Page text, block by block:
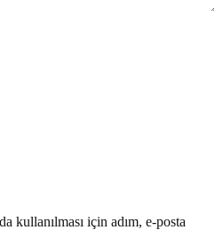
kullanılması için adım, e-posta